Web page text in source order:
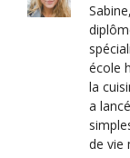
école
la
a
de vie